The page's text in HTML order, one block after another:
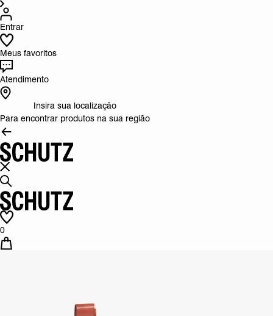
Entrar
Meus favoritos
Atendimento
Insira sua localização
Para encontrar produtos na sua região
0